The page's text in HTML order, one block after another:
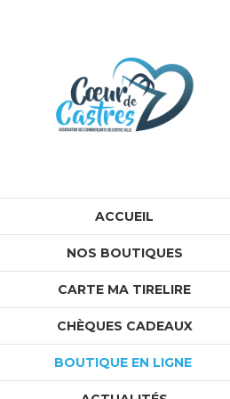
ACCUEIL
NOS BOUTIQUES
CARTE MA TIRELIRE
CHÈQUES CADEAUX
BOUTIQUE EN LIGNE